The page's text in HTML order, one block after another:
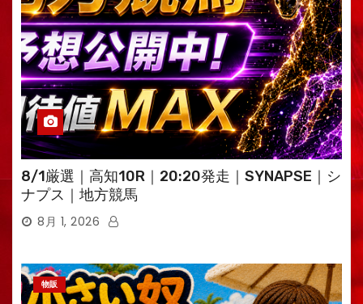
8/1厳選｜高知10R｜20:20発走｜SYNAPSE｜シ
ナプス｜地方競馬
8月 1, 2026
物販